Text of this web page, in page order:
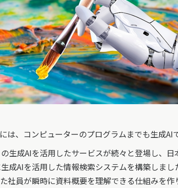
は、コンピューターのプログラムまでも生成AI
生成AIを活用したサービスが続々と登場し、
成AIを活用した情報検索システムを構築しま
社員が瞬時に資料概要を理解できる仕組みを